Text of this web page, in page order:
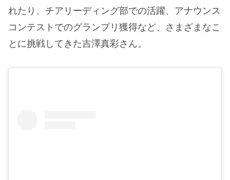
れたり、チアリーディング部での活躍、アナウンス
コンテストでのグランプリ獲得など、さまざまなこ
とに挑戦してきた吉澤真彩さん。